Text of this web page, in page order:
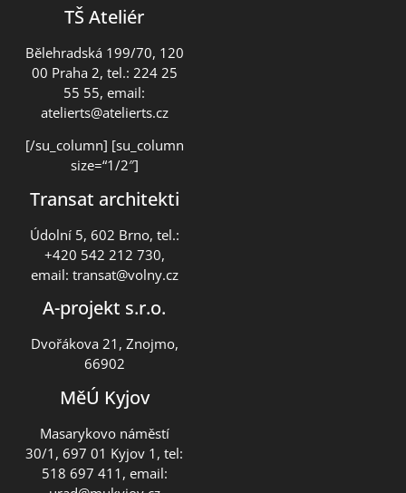
TŠ Ateliér
Bělehradská 199/70, 120
00 Praha 2, tel.: 224 25
55 55, email:
atelierts@atelierts.cz
[/su_column] [su_column
size=“1/2″]
Transat architekti
Údolní 5, 602 Brno, tel.:
+420 542 212 730,
email: transat@volny.cz
A-projekt s.r.o.
Dvořákova 21, Znojmo,
66902
MěÚ Kyjov
Masarykovo náměstí
30/1, 697 01 Kyjov 1, tel:
518 697 411, email: